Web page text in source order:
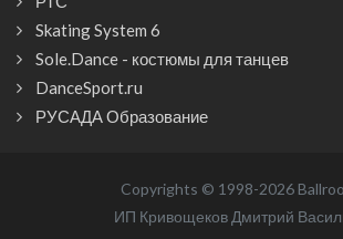
Skating System 6
Sole.Dance - костюмы для танцев
DanceSport.ru
РУСАДА Образование
Copyrights © 1998-2026
ИП Кривощеков Дмитрий